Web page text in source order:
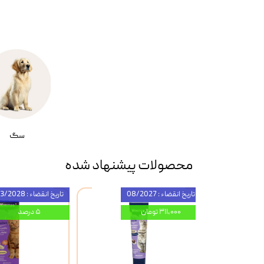
سگ
محصولات پیشنهاد شده
تاریخ انقضاء : 03/2028
۵ درصد
تاریخ انقضاء : 08/2027
۳۱۱,۰۰۰ تومان